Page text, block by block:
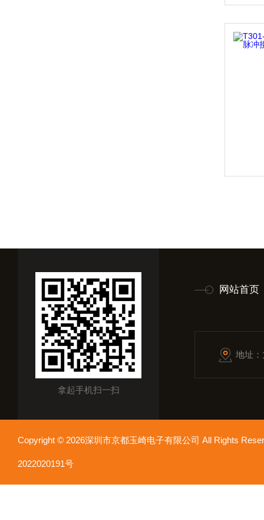
拿起手机扫一扫
网站首页
地址
Copyright © 2026深圳市京都玉崎电子有限公司 All Rights
2022020191号